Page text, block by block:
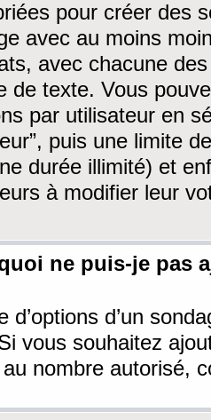
pour créer des
avec au moins
avec chacune
de texte. Vous
par utilisateur en
puis une limite
durée illimité) et
à modifier leur
ne puis-je pas
d’options d’un
vous souhaitez
nombre autorisé,